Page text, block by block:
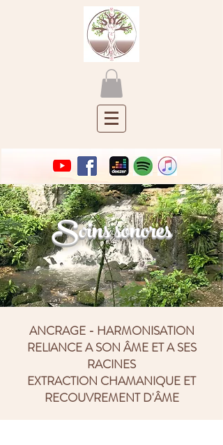
Soins sonores
ANCRAGE - HARMONISATION
RELIANCE A SON ÂME ET A SES
RACINES
EXTRACTION CHAMANIQUE ET
RECOUVREMENT D'ÂME